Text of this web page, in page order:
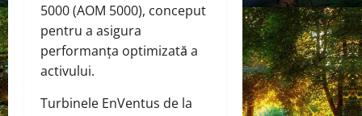
5000 (AOM 5000), conceput
pentru a asigura
performanța optimizată a
activului.
Turbinele EnVentus de la